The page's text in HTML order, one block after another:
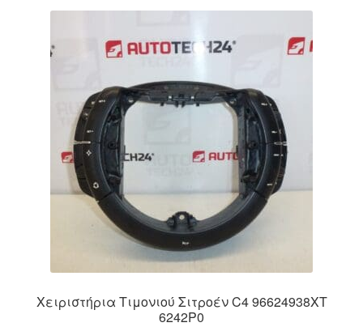
Χειριστήρια Τιμονιού Σιτροέν C4 96624938XT
6242P0